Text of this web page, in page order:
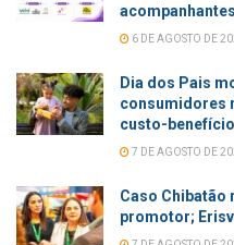
acompanhantes
6 DE AGOSTO DE
Dia dos Pais
consumidores
custo-benefício
7 DE AGOSTO DE
Caso
promotor;